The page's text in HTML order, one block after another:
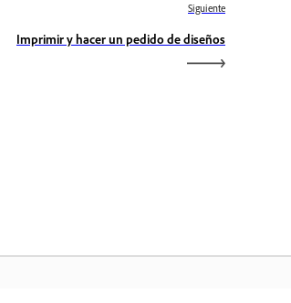
Siguiente
Imprimir y hacer un pedido de diseños